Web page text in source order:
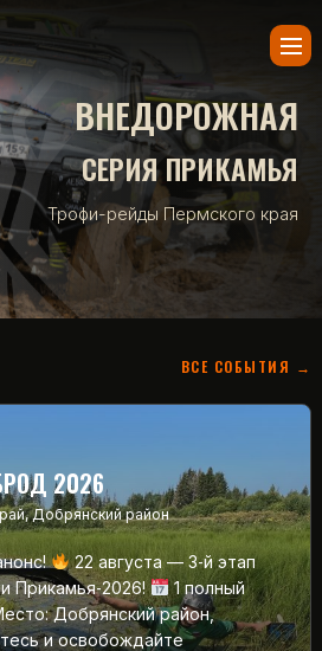
ВНЕДОРОЖНАЯ
СЕРИЯ ПРИКАМЬЯ
Трофи-рейды Пермского края
ВСЕ СОБЫТИЯ →
2026
Добрянский район
22 августа — 3‑й этап
Прикамья‑2026!
1 полный
Добрянский район,
и освобождайте